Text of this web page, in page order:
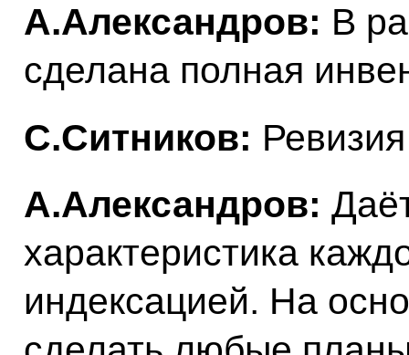
А.Александров: В
сделана полная
С.Ситников:
А.Александров:
характеристика
индексацией. На